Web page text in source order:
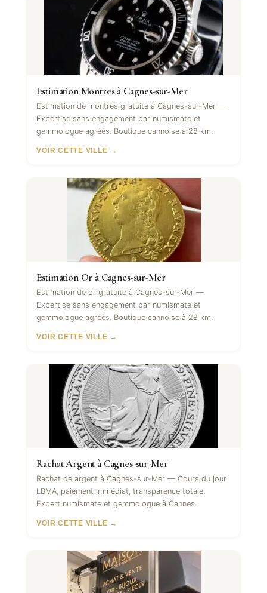
Estimation Montres à Cagnes-sur-Mer
Estimation de montres gratuite à Cagnes-sur-Mer —
Expertise sans engagement par numismate et
gemmologue agréés. Boutique cannoise à 28 km.
VOIR CETTE VILLE →
Estimation Or à Cagnes-sur-Mer
Estimation de or gratuite à Cagnes-sur-Mer —
Expertise sans engagement par numismate et
gemmologue agréés. Boutique cannoise à 28 km.
VOIR CETTE VILLE →
Rachat Argent à Cagnes-sur-Mer
Rachat de argent à Cagnes-sur-Mer — Cours du jour
LBMA, paiement immédiat, transparence totale.
Expert numismate et gemmologue à Cannes.
VOIR CETTE VILLE →